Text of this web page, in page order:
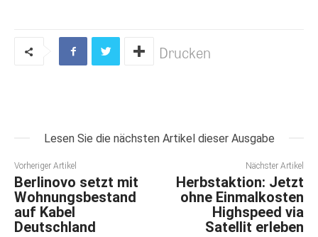
Drucken
Lesen Sie die nächsten Artikel dieser Ausgabe
Vorheriger Artikel
Berlinovo setzt mit
Wohnungsbestand
auf Kabel
Deutschland
Nächster Artikel
Herbstaktion: Jetzt
ohne Einmalkosten
Highspeed via
Satellit erleben